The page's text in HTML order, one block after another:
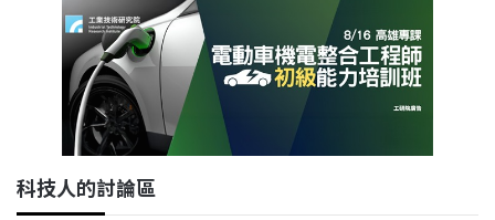
科技人的討論區